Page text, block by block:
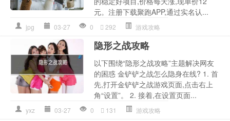
元。注册下载聚跑APP,通过实名认...
jpg 03-27 0 292 游戏攻略
隐形之战攻略
以下围绕“隐形之战攻略”主题解决网友
的困惑 金铲铲之战怎么隐身在线? 1. 首
先,打开金铲铲之战游戏页面,点击右上
角“设置”。 2. 接着,在设置页面...
yxz 03-27 0 131 游戏攻略